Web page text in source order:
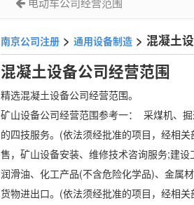
南京公司注册 > 通用设备制造 > 混凝土
混凝土设备公司经营范围
精选混凝土设备公司经营范围。
矿山设备公司经营范围参考一： 采煤机、
的四技服务。(依法须经批准的项目，经相
售，矿山设备安装、维修技术咨询服务;建
润滑油、化工产品(不含危险化学品)、金属
货物进出口。(依法须经批准的项目，经相